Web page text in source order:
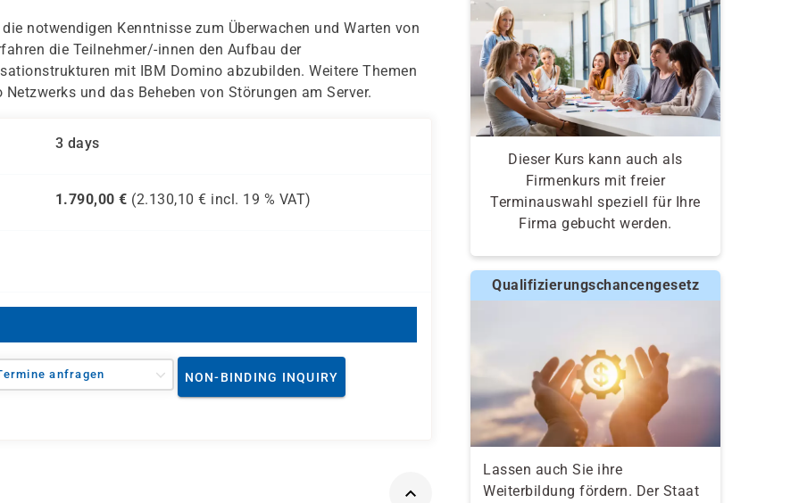
notwendigen Kenntnisse zum Überwachen und Warten von
die Teilnehmer/-innen den Aufbau der
mit IBM Domino abzubilden. Weitere Themen
und das Beheben von Störungen am Server.
3 days
1.790,00 € (2.130,10 € incl. 19 % VAT)
anfragen NON-BINDING INQUIRY
Dieser Kurs kann auch als
Firmenkurs mit freier
Terminauswahl speziell für Ihre
Firma gebucht werden.
Qualifizierungschancengesetz
Lassen auch Sie ihre
Weiterbildung fördern. Der Staat